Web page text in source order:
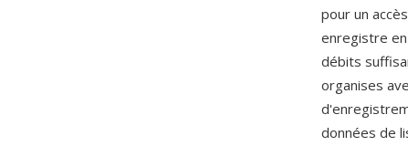
pour un
enregistre
débits
organises
données de